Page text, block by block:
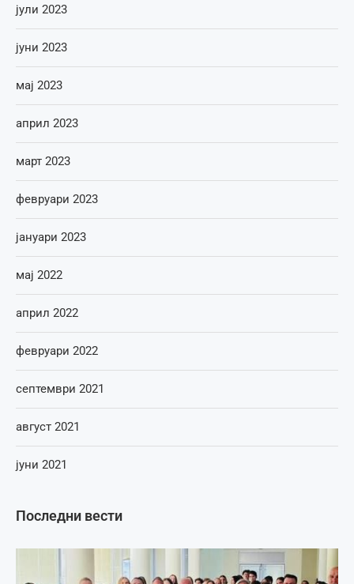
Последни вести
јули 2023
јуни 2023
мај 2023
април 2023
март 2023
февруари 2023
јануари 2023
мај 2022
април 2022
февруари 2022
септември 2021
август 2021
јуни 2021